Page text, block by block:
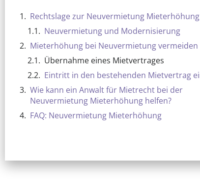
Rechtslage zur Neuvermietung Mieterhöhung
Neuvermietung und Modernisierung
Mieterhöhung bei Neuvermietung vermeiden
Übernahme eines Mietvertrages
Eintritt in den bestehenden Mietvertrag
Wie kann ein Anwalt für Mietrecht bei der
Neuvermietung Mieterhöhung helfen?
FAQ: Neuvermietung Mieterhöhung